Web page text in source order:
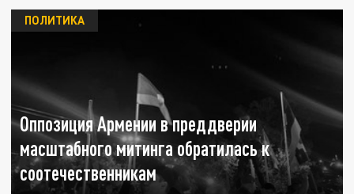
Оппозиция Армении в преддверии
масштабного митинга обратилась к
соотечественникам
ПОЛИТИКА